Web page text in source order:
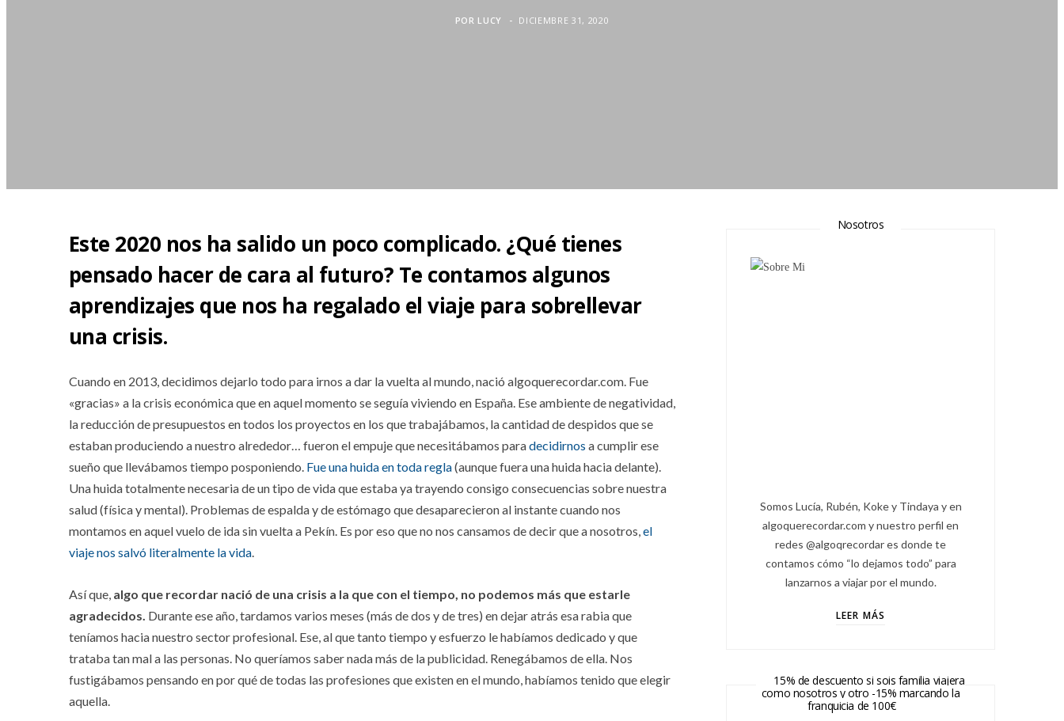
POR LUCY DICIEMBRE 31, 2020
Este 2020 nos ha salido un poco complicado. ¿Qué tienes
pensado hacer de cara al futuro? Te contamos algunos
aprendizajes que nos ha regalado el viaje para sobrellevar
una crisis.
Cuando en 2013, decidimos dejarlo todo para irnos a dar la vuelta al mundo, nació algoquerecordar.com. Fue
«gracias» a la crisis económica que en aquel momento se seguía viviendo en España. Ese ambiente de negatividad,
la reducción de presupuestos en todos los proyectos en los que trabajábamos, la cantidad de despidos que se
estaban produciendo a nuestro alrededor… fueron el empuje que necesitábamos paradecidirnos a cumplir ese
sueño que llevábamos tiempo posponiendo. Fue una huida en toda regla(aunque fuera una huida hacia delante).
Una huida totalmente necesaria de un tipo de vida que estaba ya trayendo consigo consecuencias sobre nuestra
salud (física y mental). Problemas de espalda y de estómago que desaparecieron al instante cuando nos
montamos en aquel vuelo de ida sin vuelta a Pekín. Es por eso que no nos cansamos de decir que a nosotros, el
viaje nos salvó literalmente la vida
Así que, algo que recordar nació de una crisis a la que con el tiempo, no podemos más que estarle
agradecidos. Durante ese año, tardamos varios meses (más de dos y de tres) en dejar atrás esa rabia que
teníamos hacia nuestro sector profesional. Ese, al que tanto tiempo y esfuerzo le habíamos dedicado y que
trataba tan mal a las personas. No queríamos saber nada más de la publicidad. Renegábamos de ella. Nos
fustigábamos pensando en por qué de todas las profesiones que existen en el mundo, habíamos tenido que elegir
aquella.
Nosotros
Somos Lucía, Rubén, Koke y Tindaya y en
algoquerecordar.com y nuestro perfil en
redes @algoqrecordar es donde te
contamos cómo “lo dejamos todo” para
lanzarnos a viajar por el mundo.
LEER MÁS
15% de descuento si sois familia viajera
como nosotros y otro -15% marcando la
franquicia de 100€